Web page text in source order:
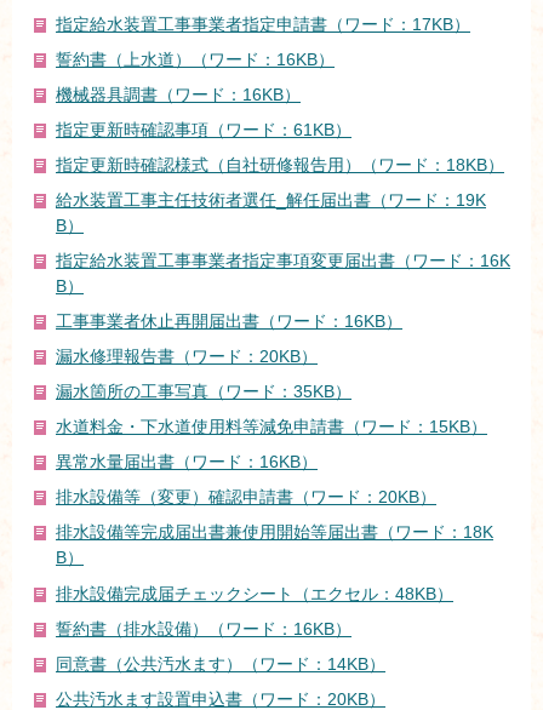
指定給水装置工事事業者指定申請書（ワード：17KB）
誓約書（上水道）（ワード：16KB）
機械器具調書（ワード：16KB）
指定更新時確認事項（ワード：61KB）
指定更新時確認様式（自社研修報告用）（ワード：18KB）
給水装置工事主任技術者選任_解任届出書（ワード：19K
B）
指定給水装置工事事業者指定事項変更届出書（ワード：16K
B）
工事事業者休止再開届出書（ワード：16KB）
漏水修理報告書（ワード：20KB）
漏水箇所の工事写真（ワード：35KB）
水道料金・下水道使用料等減免申請書（ワード：15KB）
異常水量届出書（ワード：16KB）
排水設備等（変更）確認申請書（ワード：20KB）
排水設備等完成届出書兼使用開始等届出書（ワード：18K
B）
排水設備完成届チェックシート（エクセル：48KB）
誓約書（排水設備）（ワード：16KB）
同意書（公共汚水ます）（ワード：14KB）
公共汚水ます設置申込書（ワード：20KB）